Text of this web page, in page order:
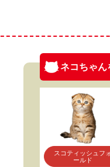
ネコちゃん
スコティッシュフ
ールド